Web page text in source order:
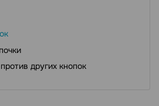
других кнопок